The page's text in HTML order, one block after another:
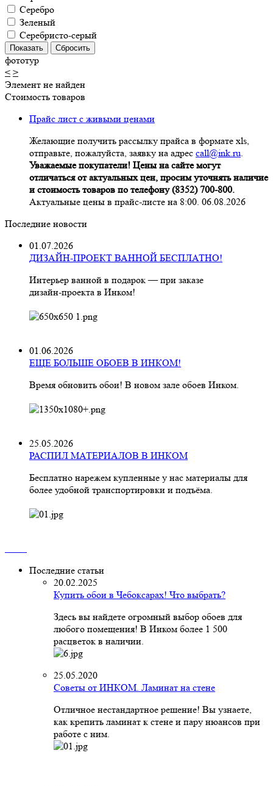
Серебро
Зеленый
Серебристо-серый
фототур
< >
Элемент не найден
Стоимость товаров
Прайс лист с живыми ценами
Желающие получить рассылку прайса в формате xls,
отправьте, пожалуйста, заявку на адрес call@ink.ru.
Уважаемые покупатели! Цены на сайте могут
отличаться от актуальных цен, просим уточнять наличие
и стоимость товаров по телефону (8352) 700-800.
Актуальные цены в прайс-листе на 8:00. 06.08.2026
Последние новости
01.07.2026
ДИЗАЙН-ПРОЕКТ ВАННОЙ БЕСПЛАТНО!
Интерьер ванной в подарок — при заказе
дизайн‑проекта в Инком!
01.06.2026
ЕЩЕ БОЛЬШЕ ОБОЕВ В ИНКОМ!
Время обновить обои! В новом зале обоев Инком.
25.05.2026
РАСПИЛ МАТЕРИАЛОВ В ИНКОМ
Бесплатно нарежем купленные у нас материалы для
более удобной транспортировки и подъёма.
Последние статьи
20.02.2025
Купить обои в Чебоксарах! Что выбрать?
Здесь вы найдете огромный выбор обоев для
любого помещения! В Инком более 1 500
расцветок в наличии.
25.05.2020
Советы от ИНКОМ. Ламинат на стене
Отличное нестандартное решение! Вы узнаете,
как крепить ламинат к стене и пару нюансов при
работе с ним.